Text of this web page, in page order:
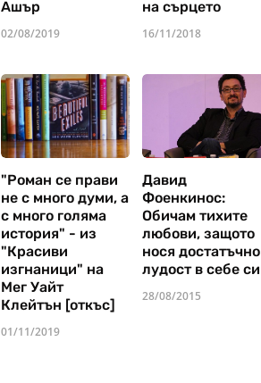
Ашър
02/08/2019
на сърцето
16/11/2018
"Роман се прави
не с много думи, а
с много голяма
история" - из
"Красиви
изгнаници" на
Мег Уайт
Клейтън [откъс]
01/11/2019
Давид
Фоенкинос:
Обичам тихите
любови, защото
нося достатъчно
лудост в себе си
28/08/2015